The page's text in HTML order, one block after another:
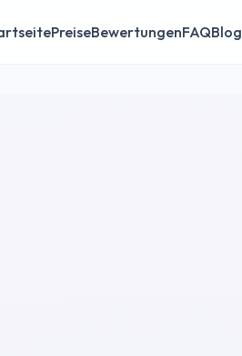
PreiseBewertungenFAQBlog